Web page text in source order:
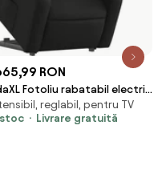
RON
Fotoliu rabatabil electric
ridicare, negru, piele
reglabil, pentru TV
Livrare gratuită